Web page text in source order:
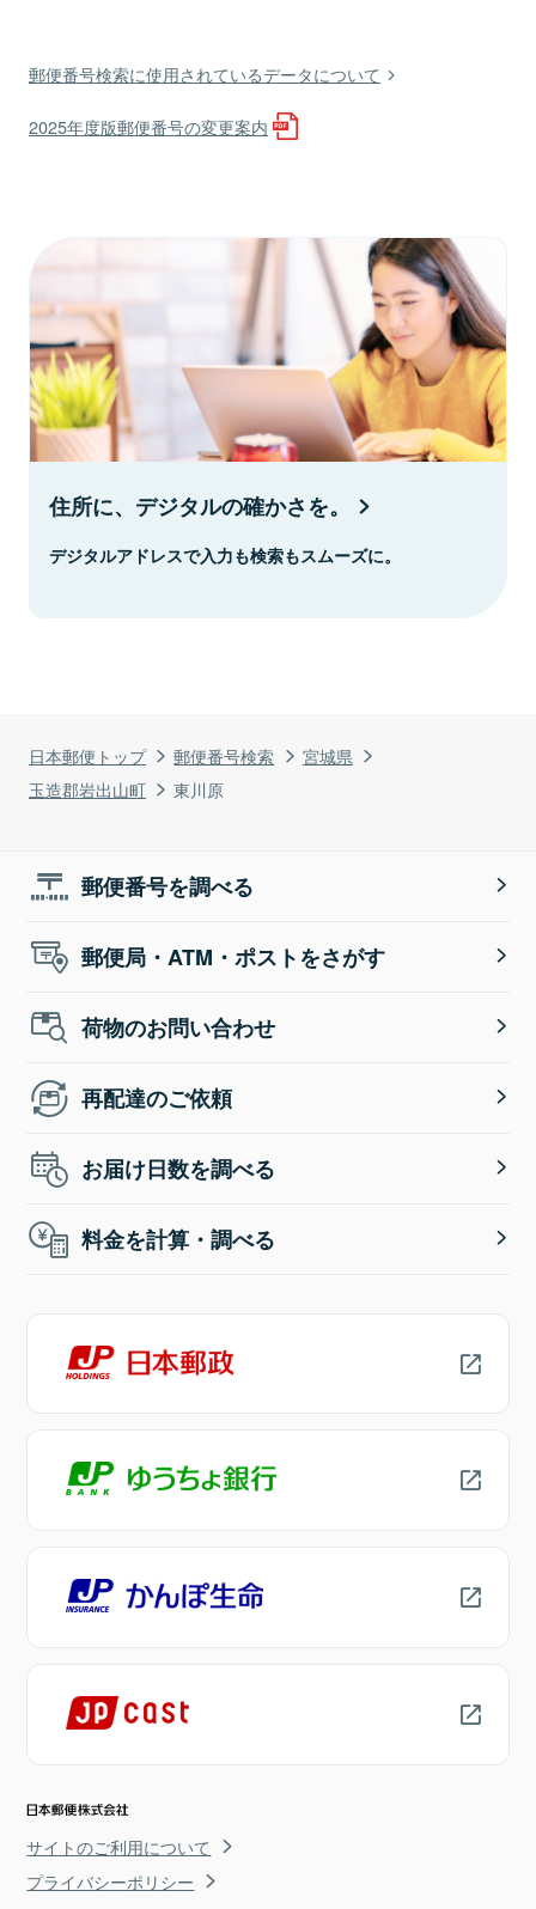
日本郵便トップ 郵便番号検索
宮城県
玉造郡岩出山町
東川原
郵便番号検索に使用されているデータについて
2025年度版郵便番号の変更案内
住所に、デジタルの確かさを。
デジタルアドレスで入力も検索もスムーズに。
郵便番号を調べる
郵便局・ATM・ポストをさがす
荷物のお問い合わせ
再配達のご依頼
お届け日数を調べる
料金を計算・調べる
サイトのご利用について
プライバシーポリシー